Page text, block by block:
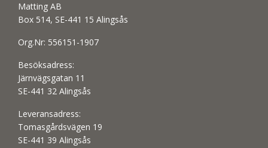
Matting AB
Box 514, SE-441 15 Alingsås
Org.Nr: 556151-1907
Besöksadress:
Järnvägsgatan 11
SE-441 32 Alingsås
Leveransadress:
Tomasgårdsvägen 19
SE-441 39 Alingsås